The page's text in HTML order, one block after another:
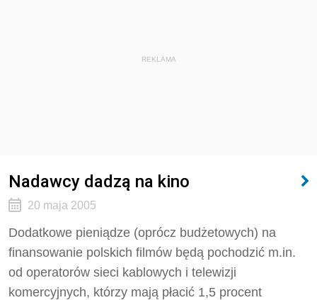
REKLAMA
Nadawcy dadzą na kino
20 maja 2005
Dodatkowe pieniądze (oprócz budżetowych) na
finansowanie polskich filmów będą pochodzić m.in.
od operatorów sieci kablowych i telewizji
komercyjnych, którzy mają płacić 1,5 procent